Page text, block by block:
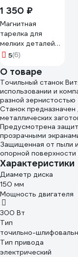
1 350 ₽
Магнитная
тарелка для
мелких деталей
(диаметр 150 мм)
5(6)
О товаре
Точильный станок
использовании и
разной
Станок предназначен
металлических
Предусмотрена
прозрачными
Защищенная от пыли
опорной
Характеристики
Диаметр диска
150 мм
Мощность двигателя
300 Вт
Тип
точильно-
Тип привода
электрический